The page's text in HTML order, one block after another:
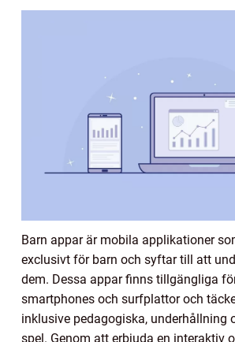
Barn appar är mobila applikationer
exclusivt för barn och syftar till att
dem. Dessa appar finns tillgängliga
smartphones och surfplattor och
inklusive pedagogiska, underhållning
spel. Genom att erbjuda en interaktiv